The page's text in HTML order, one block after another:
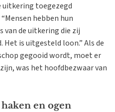
uitkering toegezegd
hebben hun
de uitkering die zij
is uitgesteld loon.” Als de
gegooid wordt, moet er
was het hoofdbezwaar van
en ogen